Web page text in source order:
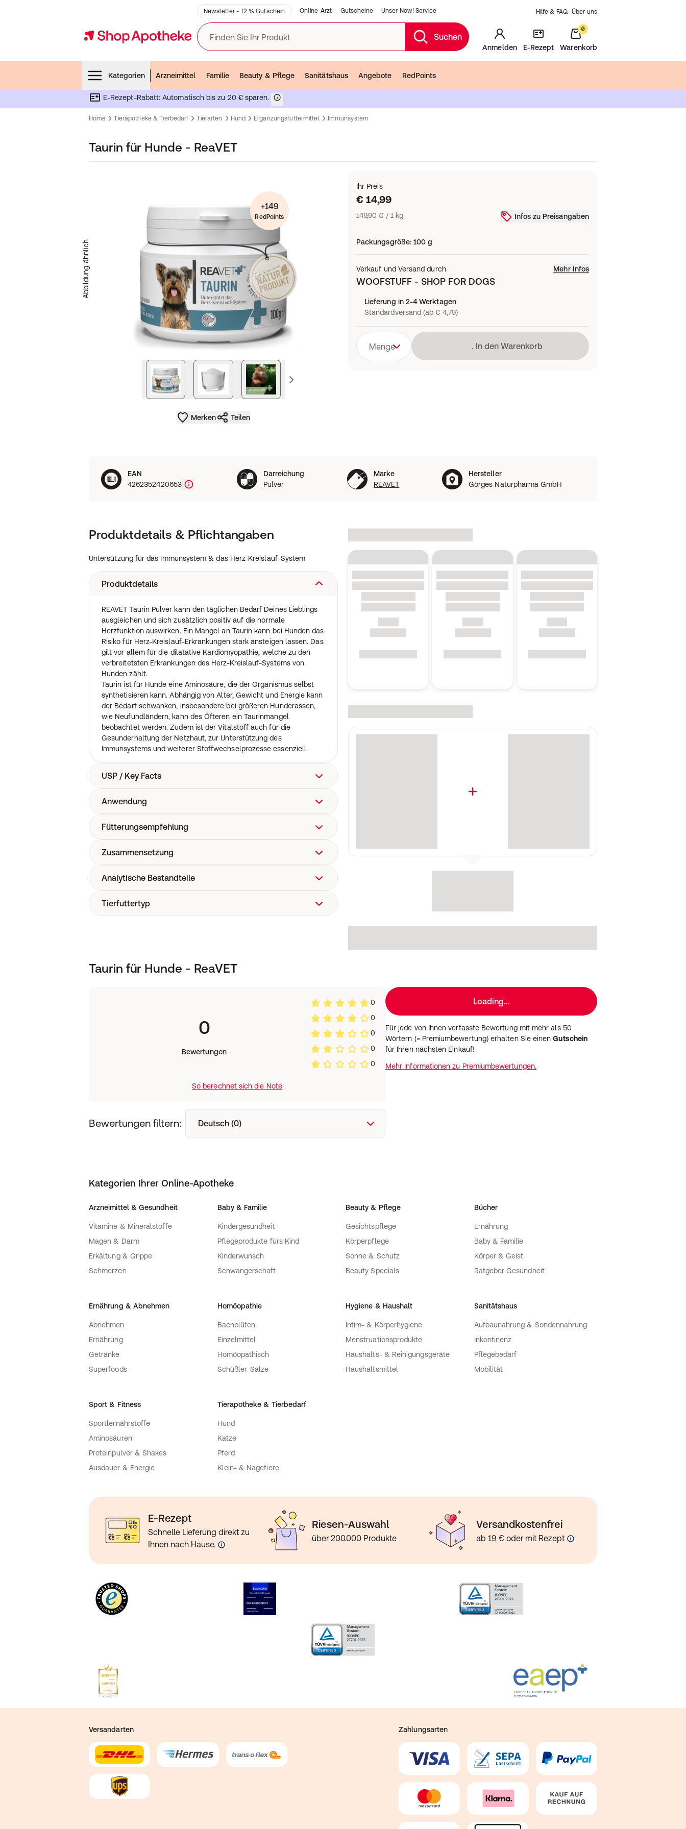
Newsletter - 12 % Gutschein Online-Arzt Gutscheine Unser Now! Service Hilfe & FAQ Über uns
Finden Sie Ihr Produkt Suchen
Anmelden E-Rezept
0
Warenkorb
Kategorien
Arzneimittel Familie Beauty & Pflege Sanitätshaus Angebote RedPoints
E-Rezept-Rabatt: Automatisch bis zu 20 € sparen.
Home Tierapotheke & Tierbedarf Tierarten Hund Ergänzungsfuttermittel Immunsystem
Taurin für Hunde - ReaVET
Abbildung ähnlich
nächstes Bild vorheriges Bild
+149
RedPoints
Merken Teilen
Ihr Preis
€ 14,99
149,90 € / 1 kg Infos zu Preisangaben
Packungsgröße:100 g
Verkauf und Versand durch Mehr Infos
WOOFSTUFF - SHOP FOR DOGS
Lieferung in 2-4 Werktagen
Standardversand (ab € 4,79)
Menge Lädt
In den Warenkorb
EAN
4262352420653
Darreichung
Pulver
Marke
REAVET
Hersteller
Görges Naturpharma GmbH
Produktdetails & Pflichtangaben
Untersützung für das Immunsystem & das Herz-Kreislauf-System
Produktdetails
REAVET Taurin Pulver kann den täglichen Bedarf Deines Lieblings
ausgleichen und sich zusätzlich positiv auf die normale
Herzfunktion auswirken. Ein Mangel an Taurin kann bei Hunden das
Risiko für Herz-Kreislauf-Erkrankungen stark ansteigen lassen. Das
gilt vor allem für die dilatative Kardiomyopathie, welche zu den
verbreitetsten Erkrankungen des Herz-Kreislauf-Systems von
Hunden zählt.
Taurin ist für Hunde eine Aminosäure, die der Organismus selbst
synthetisieren kann. Abhängig von Alter, Gewicht und Energie kann
der Bedarf schwanken, insbesondere bei größeren Hunderassen,
wie Neufundländern, kann des Öfteren ein Taurinmangel
beobachtet werden. Zudem ist der Vitalstoff auch für die
Gesunderhaltung der Netzhaut, zur Unterstützung des
Immunsystems und weiterer Stoffwechselprozesse essenziell.
USP / Key Facts
Positiv für die Herzfunktion
Gleicht Taurinmangel aus
Ohne künstliche Zusätze
Anwendung
(1 Dosierlöffel entspricht 0,5 g)
werden. Empfohlene Werte für den Höchstgehalt an Taurin/kg
Alleinfuttermittel mit einem Feuchtigkeitsgehalt von 12 % sind
Fütterungsempfehlung
Hunde: 1 Dosierlöffel täglich
Zusammensetzung
Taurin (3a370)
Analytische Bestandteile
980.000 mg Taurin je kg, CAS-Nr.: 107-35-7, Tierart: Canidae
Tierfuttertyp
Taurin für Hunde - ReaVET
0
Bewertungen
0
0
0
0
0
So berechnet sich die Note
Bewertungen filtern: Deutsch (0)
Loading...
Für jede von Ihnen verfasste Bewertung mit mehr als 50
Wörtern (= Premiumbewertung) erhalten Sie einenGutschein
für Ihren nächsten Einkauf!
Mehr Informationen zu Premiumbewertungen.
Kategorien Ihrer Online-Apotheke
Arzneimittel & Gesundheit
Vitamine & Mineralstoffe
Magen & Darm
Erkältung & Grippe
Schmerzen
Baby & Familie
Kindergesundheit
Pflegeprodukte fürs Kind
Kinderwunsch
Schwangerschaft
Beauty & Pflege
Gesichtspflege
Körperpflege
Sonne & Schutz
Beauty Specials
Bücher
Ernährung
Baby & Familie
Körper & Geist
Ratgeber Gesundheit
Ernährung & Abnehmen
Abnehmen
Ernährung
Getränke
Superfoods
Homöopathie
Bachblüten
Einzelmittel
Homöopathisch
Schüßler-Salze
Hygiene & Haushalt
Intim- & Körperhygiene
Menstruationsprodukte
Haushalts- & Reinigungsgeräte
Haushaltsmittel
Sanitätshaus
Aufbaunahrung & Sondennahrung
Inkontinenz
Pflegebedarf
Mobilität
Sport & Fitness
Sportlernährstoffe
Aminosäuren
Proteinpulver & Shakes
Ausdauer & Energie
Tierapotheke & Tierbedarf
Hund
Katze
Pferd
Klein- & Nagetiere
E-Rezept
Schnelle Lieferung direkt zu
Ihnen nach Hause.
Riesen-Auswahl
über 200.000 Produkte
Versandkostenfrei
ab 19 € oder mit Rezept
Versandarten Zahlungsarten